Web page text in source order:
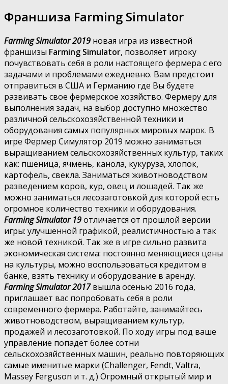
Франшиза Farming Simulator
Farming Simulator 2019 новая игра из известной
франшизы Farming Simulator, позволяет игроку
почувствовать себя в роли настоящего фермера с его
задачами и проблемами ежедневно. Вам предстоит
отправиться в США и Германию где Вы будете
развивать свое фермерское хозяйство. Фермеру для
выполнения задач, на выбор доступно множество
различной сельскохозяйственной техники и
оборудования самых популярных мировых марок. В
игре Фермер Симулятор 2019 можно заниматься
выращиванием сельскохозяйственных культур, таких
как: пшеница, ячмень, канола, кукуруза, хлопок,
картофель, свекла. Заниматься животноводством
разведением коров, кур, овец и лошадей. Так же
можно заниматься лесозаготовкой для которой есть
огромное количество техники и оборудования.
Farming Simulator 19отличается от прошлой версии
игры: улучшенной графикой, реалистичностью а так
же новой техникой. Так же в игре сильно развита
экономическая система: постоянно меняющиеся цены
на культуры, можно воспользоваться кредитом в
банке, взять технику и оборудование в аренду.
Farming Simulator 2017вышла осенью 2016 года,
приглашает вас попробовать себя в роли
современного фермера. Работайте, занимайтесь
животноводством, выращиванием культур,
продажей и лесозаготовкой. По ходу игры под ваше
управление попадет более сотни
сельскохозяйственных машин, реально повторяющих
самые именитые марки (Challenger, Fendt, Valtra,
Massey Ferguson и т. д.) Огромный открытый мир и